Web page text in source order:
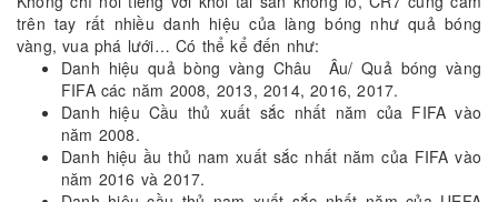
trên tay rất nhiều danh hiệu của làng bóng như quả bóng
vàng, vua phá lưới… Có thể kể đến như:
Danh hiệu quả bòng vàng Châu Âu/ Quả bóng vàng
FIFA các năm 2008, 2013, 2014, 2016, 2017.
Danh hiệu Cầu thủ xuất sắc nhất năm của FIFA vào
năm 2008.
Danh hiệu ầu thủ nam xuất sắc nhất năm của FIFA vào
năm 2016 và 2017.